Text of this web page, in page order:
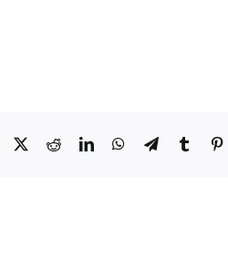
Facebook
X RedditLinkedInWhatsApp
TelegramTumblr